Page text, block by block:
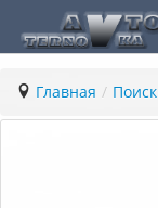
Статьи
Главная / Поиск